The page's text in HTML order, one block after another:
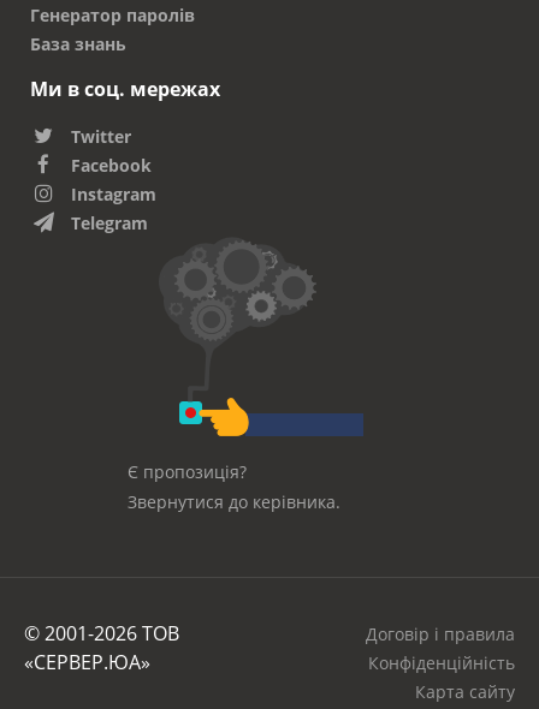
Генератор паролів
База знань
Ми в соц. мережах
Twitter
Facebook
Instagram
Telegram
Є пропозиція?
Звернутися до керівника.
© 2001-2026 ТОВ
«СЕРВЕР.ЮА»
Договір і правила
Конфіденційність
Карта сайту